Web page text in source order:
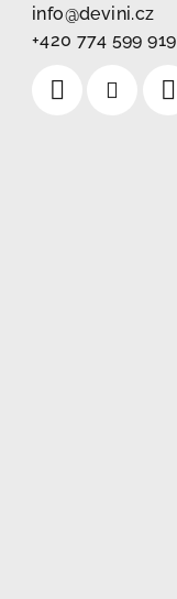
info@devini.cz
+420 774 599 919